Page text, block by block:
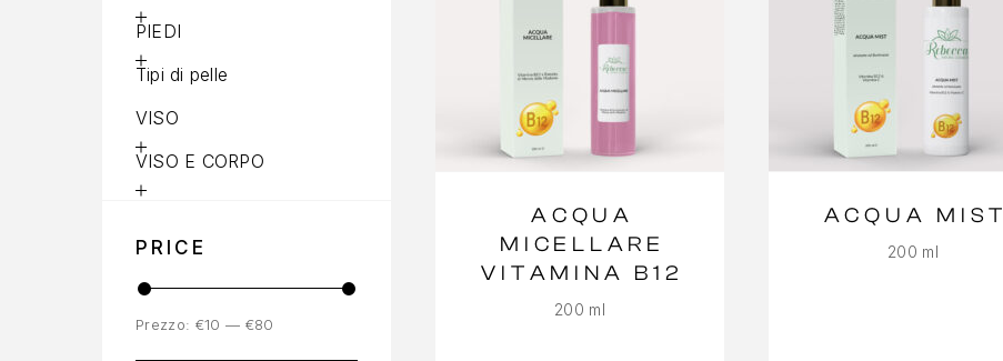
PIEDI
Tipi di pelle
VISO
VISO E CORPO
PRICE
Prezzo: €10 — €80
ACQUA
MICELLARE
VITAMINA B12
200 ml
ACQUA MIST
200 ml